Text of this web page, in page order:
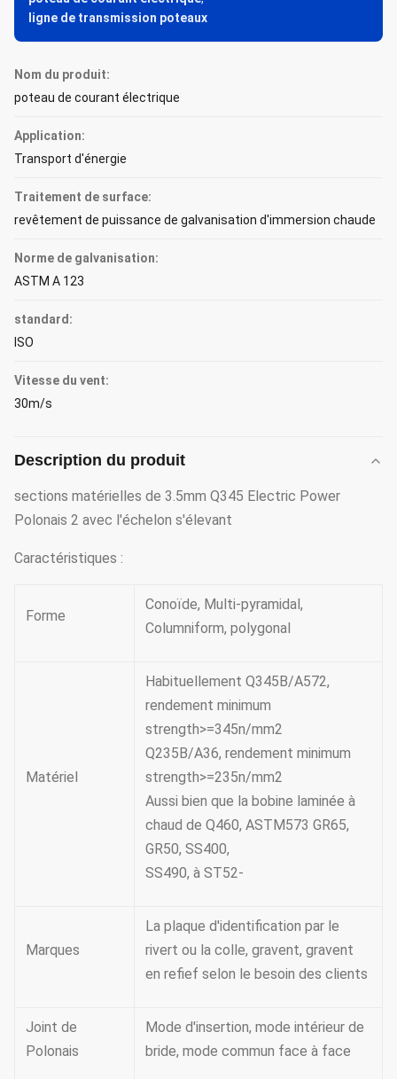
ligne de transmission poteaux
Nom du produit:
poteau de courant électrique
Application:
Transport d'énergie
Traitement de surface:
revêtement de puissance de galvanisation d'immersion chaude
Norme de galvanisation:
ASTM A 123
standard:
ISO
Vitesse du vent:
30m/s
Description du produit
sections matérielles de 3.5mm Q345 Electric Power
Polonais 2 avec l'échelon s'élevant
Caractéristiques :
Forme
Conoïde, Multi-pyramidal,
Columniform, polygonal
Matériel
Habituellement Q345B/A572,
rendement minimum
strength>=345n/mm2
Q235B/A36, rendement minimum
strength>=235n/mm2
Aussi bien que la bobine laminée à
chaud de Q460, ASTM573 GR65,
GR50, SS400,
SS490, à ST52-
Marques
La plaque d'identification par le
rivert ou la colle, gravent, gravent
en refief selon le besoin des clients
Joint de
Polonais
Mode d'insertion, mode intérieur de
bride, mode commun face à face